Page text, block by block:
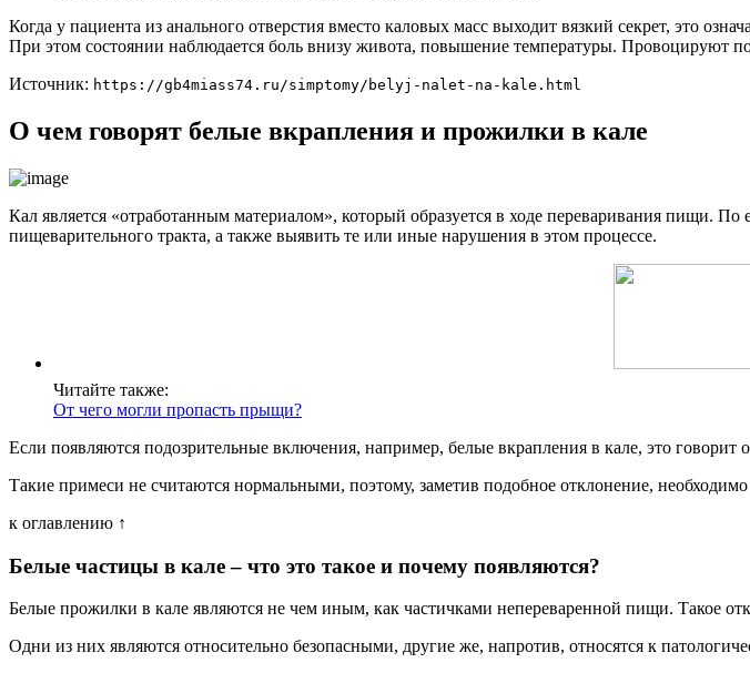
Когда у пациента из анального отверстия вместо каловых масс выходит вязкий секрет, это
При этом состоянии наблюдается боль внизу живота, повышение температуры. Провоцируют
Источник: https://gb4miass74.ru/simptomy/belyj-nalet-na-kale.html
О чем говорят белые вкрапления и прожилки в кале
Кал является «отработанным материалом», который образуется в ходе переваривания пищи. По
пищеварительного тракта, а также выявить те или иные нарушения в этом процессе.
Читайте также:
От чего могли пропасть прыщи?
Если появляются подозрительные включения, например, белые вкрапления в кале, это говорит
Такие примеси не считаются нормальными, поэтому, заметив подобное отклонение,
к оглавлению ↑
Белые частицы в кале – что это такое и почему появляются?
Белые прожилки в кале являются не чем иным, как частичками непереваренной пищи. Такое
Одни из них являются относительно безопасными, другие же, напротив, относятся к